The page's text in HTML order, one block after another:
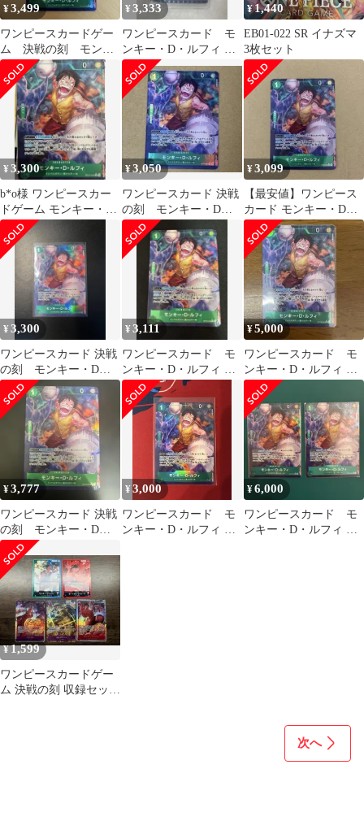
¥3,499
ワンピースカードゲー
ム 決戦の刻 モンキ
ー・D・ルフィ Rパラ
レル
¥3,333
ワンピースカード モ
ンキー・D・ルフィ パ
ラレル OP16-034 決戦
の刻
¥1,440
EB01-022 SR イナズマ
3枚セット
¥3,300
b*o様 ワンピースカー
ドゲーム モンキー・
D・ルフィ クザン 決戦
の刻 OP-
¥3,050
ワンピースカード 決戦
の刻 モンキー・D・
ルフィ OP16-034 R パ
ラレル
¥3,099
【最安値】ワンピース
カード モンキー・D・
ルフィ R パラレル 決戦
の刻
¥3,300
ワンピースカード 決戦
の刻 モンキー・D・
ルフィ Rパラレル
OP06-034
¥3,111
ワンピースカード モ
ンキー・D・ルフィ パ
ラレル OP16-034 決戦
の刻
¥5,000
ワンピースカード モ
ンキー・D・ルフィ R
パラレル 決戦の刻
レア
¥3,777
ワンピースカード 決戦
の刻 モンキー・D・
ルフィ OP16-034 R パ
ラレル
¥3,000
ワンピースカード モ
ンキー・D・ルフィ パ
¥6,000
ワンピースカード モ
ンキー・D・ルフィ パ
¥1,599
ワンピースカードゲー
ム 決戦の刻 収録セット
次へ